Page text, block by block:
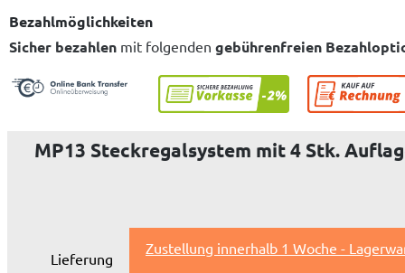
Bezahlmöglichkeiten
Sicher bezahlen mit folgenden gebührenfreien
MP13 Steckregalsystem mit 4 Stk.
Lieferung
Zustellung innerhalb 1 Woche -